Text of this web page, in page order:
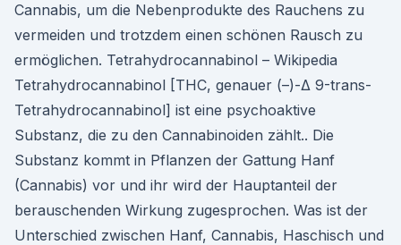
Cannabis, um die Nebenprodukte des Rauchens zu
vermeiden und trotzdem einen schönen Rausch zu
ermöglichen. Tetrahydrocannabinol – Wikipedia
Tetrahydrocannabinol [THC, genauer (–)-Δ 9-trans-
Tetrahydrocannabinol] ist eine psychoaktive
Substanz, die zu den Cannabinoiden zählt.. Die
Substanz kommt in Pflanzen der Gattung Hanf
(Cannabis) vor und ihr wird der Hauptanteil der
berauschenden Wirkung zugesprochen. Was ist der
Unterschied zwischen Hanf, Cannabis, Haschisch und